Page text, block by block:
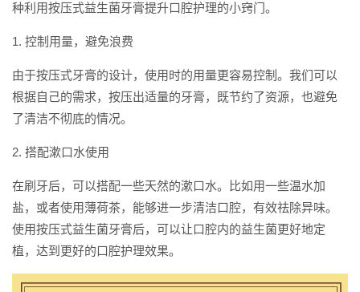
种利用按压式益生菌牙膏提升口腔护理的小窍门。
1. 控制用量，避免浪费
由于按压式牙膏的设计，使用时的用量更容易控制。我们可以
根据自己的需求，按压出适量的牙膏，既节约了资源，也避免
了清洁不彻底的情况。
2. 搭配漱口水使用
在刷牙后，可以搭配一些天然的漱口水。比如用一些温水加
盐，或者使用薄荷茶，能够进一步清洁口腔，有效祛除异味。
使用按压式益生菌牙膏后，可以让口腔内的益生菌更好地定
植，达到更好的口腔护理效果。